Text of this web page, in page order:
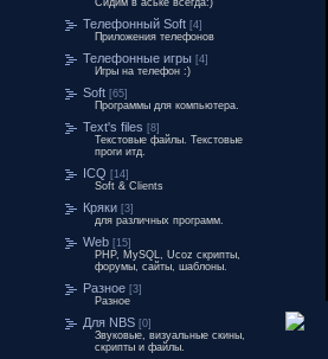
Сидим в аське всегда:)
Телефонный Soft [4]
Приложения телефонов
Телефонные игры [4]
Игры на телефон :)
Soft [65]
Программы для компьютера.
Text's files [8]
Текстовые файлы. Текстовые
проги итд.
ICQ [14]
Soft & Clients
Кряки [3]
для различных программ.
Web [15]
PHP, MySQL, Ucoz скрипты,
форумы, сайты, шаблоны.
Разное [3]
Разное
Для NBS [0]
Звуковые, визуальные скины,
скрипты и файлы.